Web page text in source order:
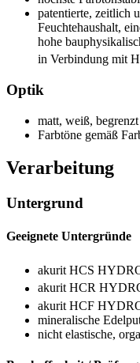
patentierte, zeitlich
Feuchtehaushalt,
hohe
in Verbindung mit
Optik
matt, weiß,
Farbtöne gemäß
Verarbeitung
Untergrund
Geeignete Untergründe
akurit HCS
akurit HCR
akurit HCF
mineralische
nicht elastische,